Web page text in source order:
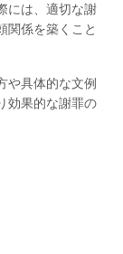
には、適切な謝
関係を築くこと
や具体的な文例
効果的な謝罪の